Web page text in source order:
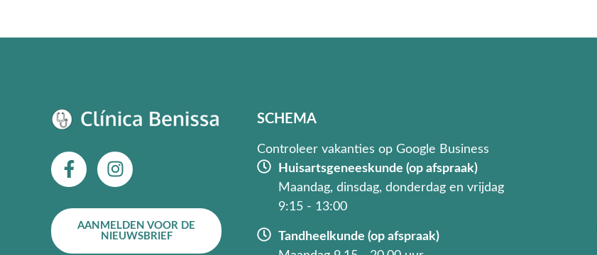
F
a
e
b
I
n
t
a
AANMELDEN VOOR DE
NIEUWSBRIEF
SCHEMA
Controleer vakanties op Google Business
Huisartsgeneeskunde (op afspraak)
Maandag, dinsdag, donderdag en vrijdag
9:15 - 13:00
Tandheelkunde (op afspraak)